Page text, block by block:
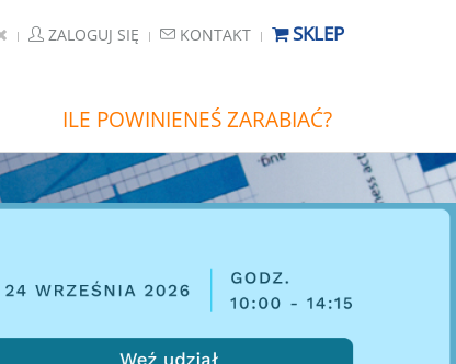
ZALOGUJ SIĘ KONTAKT SKLEP
ILE POWINIENEŚ ZARABIAĆ?